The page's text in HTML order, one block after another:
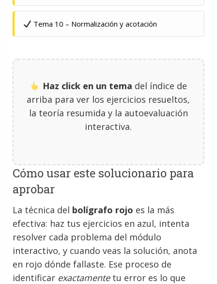
Tema 10 – Normalización y acotación
Haz click en un tema del índice de
arriba para ver los ejercicios resueltos,
la teoría resumida y la autoevaluación
interactiva.
Cómo usar este solucionario para
aprobar
La técnica del bolígrafo rojo es la más
efectiva: haz tus ejercicios en azul, intenta
resolver cada problema del módulo
interactivo, y cuando veas la solución, anota
en rojo dónde fallaste. Ese proceso de
identificar exactamentetu error es lo que